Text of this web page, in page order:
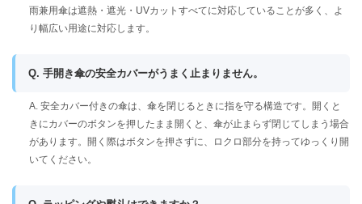
雨兼用傘は遮熱・遮光・UVカットすべてに対応していることが多く、よ
り幅広い用途に対応します。
Q. 手開き傘の安全カバーがうまく止まりません。
A. 安全カバー付きの傘は、傘を閉じるときに指を守る構造です。開くと
きにカバーのボタンを押したまま開くと、傘が止まらず閉じてしまう場合
があります。開く際はボタンを押さずに、ロクロ部分を持ってゆっくり開
いてください。